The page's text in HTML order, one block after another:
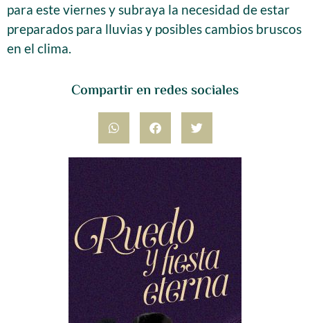
Compartir en redes sociales
para este viernes y subraya la necesidad de estar
preparados para lluvias y posibles cambios bruscos
en el clima.